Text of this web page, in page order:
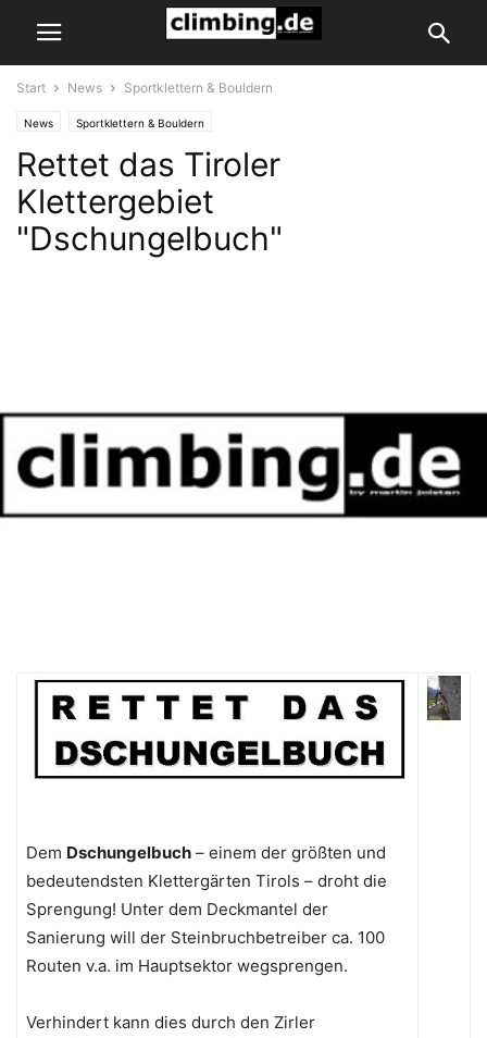
Start News Sportklettern & Bouldern
News Sportklettern & Bouldern
Rettet das Tiroler
Klettergebiet
"Dschungelbuch"
Dem Dschungelbuch – einem der größten und
bedeutendsten Klettergärten Tirols – droht die
Sprengung! Unter dem Deckmantel der
Sanierung will der Steinbruchbetreiber ca. 100
Routen v.a. im Hauptsektor wegsprengen.
Verhindert kann dies durch den Zirler